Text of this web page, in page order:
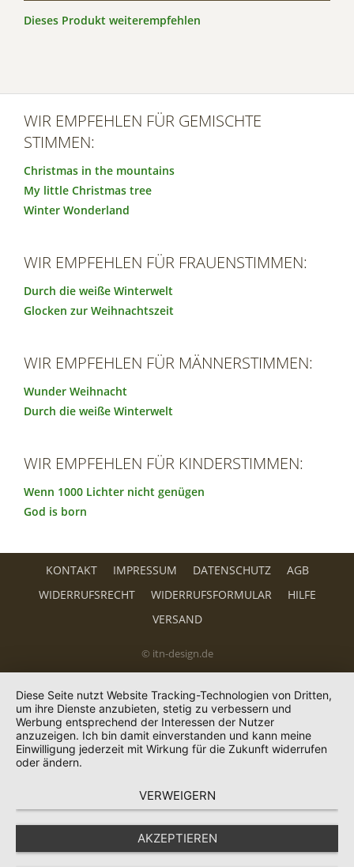
Dieses Produkt weiterempfehlen
WIR EMPFEHLEN FÜR GEMISCHTE
STIMMEN:
Christmas in the mountains
My little Christmas tree
Winter Wonderland
WIR EMPFEHLEN FÜR FRAUENSTIMMEN:
Durch die weiße Winterwelt
Glocken zur Weihnachtszeit
WIR EMPFEHLEN FÜR MÄNNERSTIMMEN:
Wunder Weihnacht
Durch die weiße Winterwelt
WIR EMPFEHLEN FÜR KINDERSTIMMEN:
Wenn 1000 Lichter nicht genügen
God is born
KONTAKT IMPRESSUM DATENSCHUTZ
AGB
WIDERRUFSRECHT
WIDERRUFSFORMULAR
HILFE
VERSAND
© itn-design.de
Diese Seite nutzt Website Tracking-Technologien von Dritten,
um ihre Dienste anzubieten, stetig zu verbessern und
Werbung entsprechend der Interessen der Nutzer
anzuzeigen. Ich bin damit einverstanden und kann meine
Einwilligung jederzeit mit Wirkung für die Zukunft widerrufen
oder ändern.
VERWEIGERN
AKZEPTIEREN